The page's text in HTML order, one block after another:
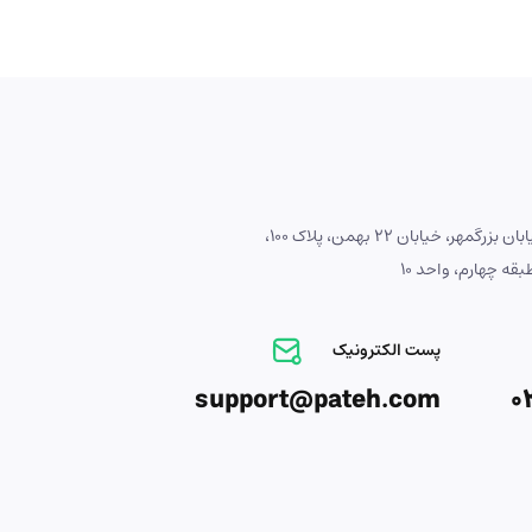
آدرس : اصفهان، خیابان بزرگمهر، خیابان 22 بهمن، پلاک 100،
چهارم، واحد 10
پست الکترونیک
support@pateh.com